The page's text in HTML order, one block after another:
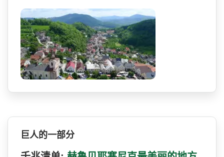
巨人的一部分